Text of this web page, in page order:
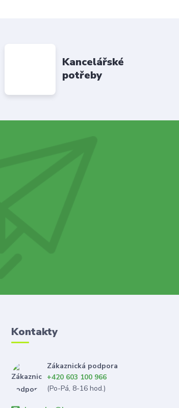
Kancelářské
potřeby
Kontakty
Zákaznická podpora
+420 603 100 966
(Po-Pá, 8-16 hod.)